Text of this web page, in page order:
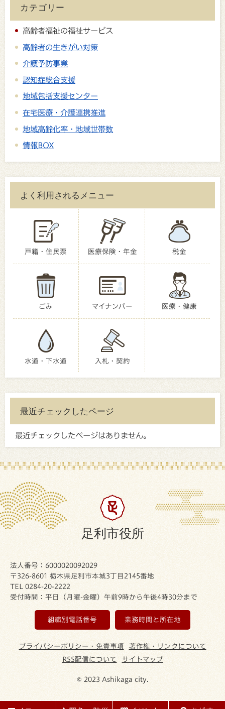
カテゴリー
高齢者福祉の福祉サービス
高齢者の生きがい対策
介護予防事業
認知症総合支援
地域包括支援センター
在宅医療・介護連携推進
地域高齢化率・地域世帯数
情報BOX
よく利用されるメニュー
戸籍・住民票 医療保険・年金 税金
ごみ マイナンバー 医療・健康
水道・下水道 入札・契約
最近チェックしたページ
最近チェックしたページはありません。
足利市役所
法人番号：6000020092029
〒326-8601 栃木県足利市本城3丁目2145番地
TEL 0284-20-2222
受付時間：平日（月曜-金曜）午前9時から午後4時30分まで
組織別電話番号 業務時間と所在地
プライバシーポリシー・免責事項
著作権・リンクについて
RSS配信について
サイトマップ
© 2023 Ashikaga city.